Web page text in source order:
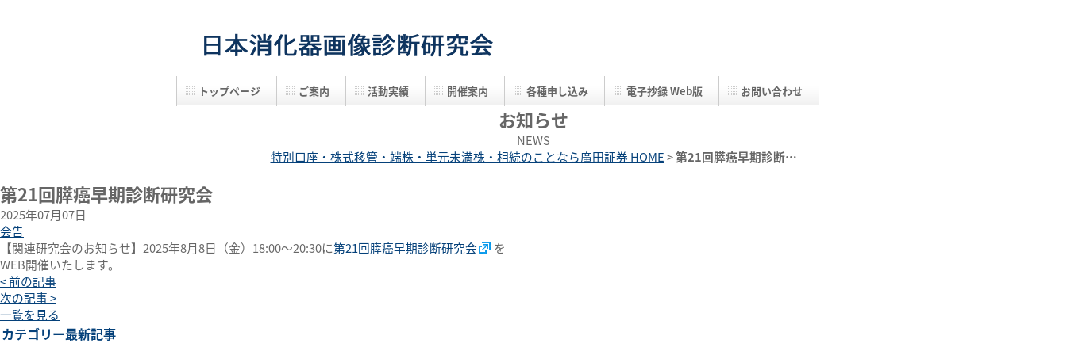
トップページ ご案内 活動実績 開催案内 各種申し込み 電子抄録 Web版 お問い合わせ
お知らせ
NEWS
特別口座・株式移管・端株・単元未満株・相続のことなら廣田証券 HOME>第21回膵癌早期診断…
第21回膵癌早期診断研究会
2025年07月07日
会告
【関連研究会のお知らせ】2025年8月8日（金）18:00～20:30に第21回膵癌早期診断研究会
を
WEB開催いたします。
< 前の記事
次の記事 >
一覧を見る
カテゴリー最新記事